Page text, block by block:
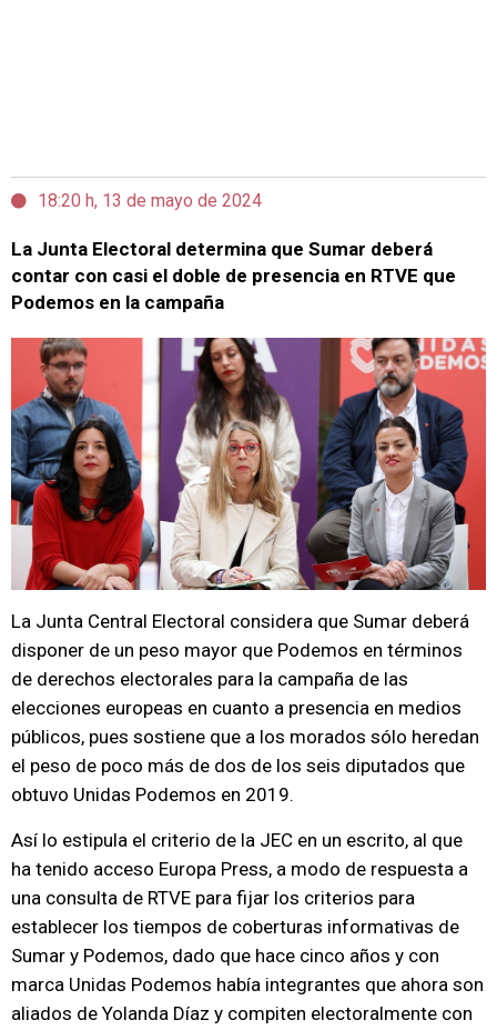
18:20 h, 13 de mayo de 2024
La Junta Electoral determina que Sumar deberá
contar con casi el doble de presencia en RTVE que
Podemos en la campaña
La Junta Central Electoral considera que Sumar deberá
disponer de un peso mayor que Podemos en términos
de derechos electorales para la campaña de las
elecciones europeas en cuanto a presencia en medios
públicos, pues sostiene que a los morados sólo heredan
el peso de poco más de dos de los seis diputados que
obtuvo Unidas Podemos en 2019.
Así lo estipula el criterio de la JEC en un escrito, al que
ha tenido acceso Europa Press, a modo de respuesta a
una consulta de RTVE para fijar los criterios para
establecer los tiempos de coberturas informativas de
Sumar y Podemos, dado que hace cinco años y con
marca Unidas Podemos había integrantes que ahora son
aliados de Yolanda Díaz y compiten electoralmente con